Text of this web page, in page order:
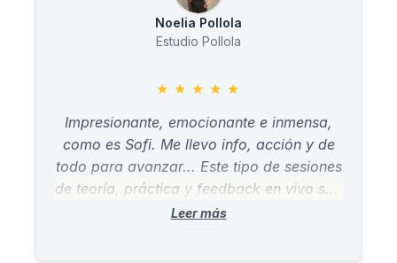
★ ★ ★ ★ ★
Impresionante, emocionante e inmensa,
como es Sofi. Me llevo info, acción y de
todo para avanzar... Este tipo de sesiones
de teoría, práctica y feedback en vivo son
espectaculares. GRACIAS
Noelia Pollola
Estudio Pollola